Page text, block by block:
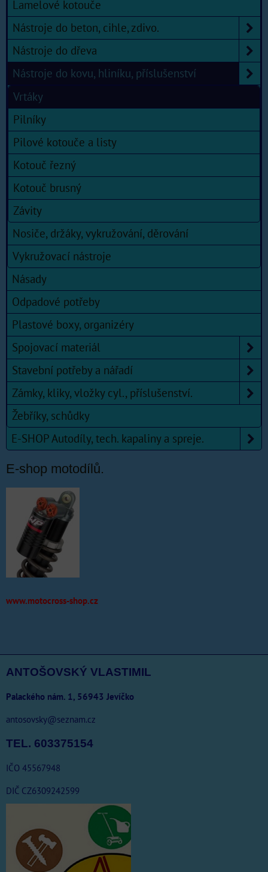
Lamelové kotouče
Nástroje do beton, cihle, zdivo.
Nástroje do dřeva
Nástroje do kovu, hliníku, příslušenství
Vrtáky
Pilníky
Pilové kotouče a listy
Kotouč řezný
Kotouč brusný
Závity
Nosiče, držáky, vykružování, děrování
Vykružovací nástroje
Násady
Odpadové potřeby
Plastové boxy, organizéry
Spojovací materiál
Stavební potřeby a nářadí
Zámky, kliky, vložky cyl., příslušenství.
Žebříky, schůdky
E-SHOP Autodíly, tech. kapaliny a spreje.
E-shop motodílů.
www.motocross-shop.cz
ANTOŠOVSKÝ VLASTIMIL
Palackého nám. 1, 56943 Jevíčko
antosovsky@seznam.cz
TEL. 603375154
IČO 45567948
DIČ CZ6309242599